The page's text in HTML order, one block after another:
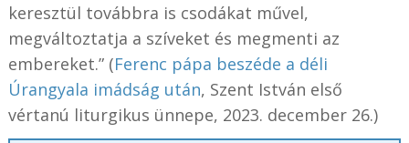
keresztül továbbra is csodákat művel,
megváltoztatja a szíveket és megmenti az
embereket.” (Ferenc pápa beszéde a déli
Úrangyala imádság után, Szent István első
vértanú liturgikus ünnepe, 2023. december 26.)